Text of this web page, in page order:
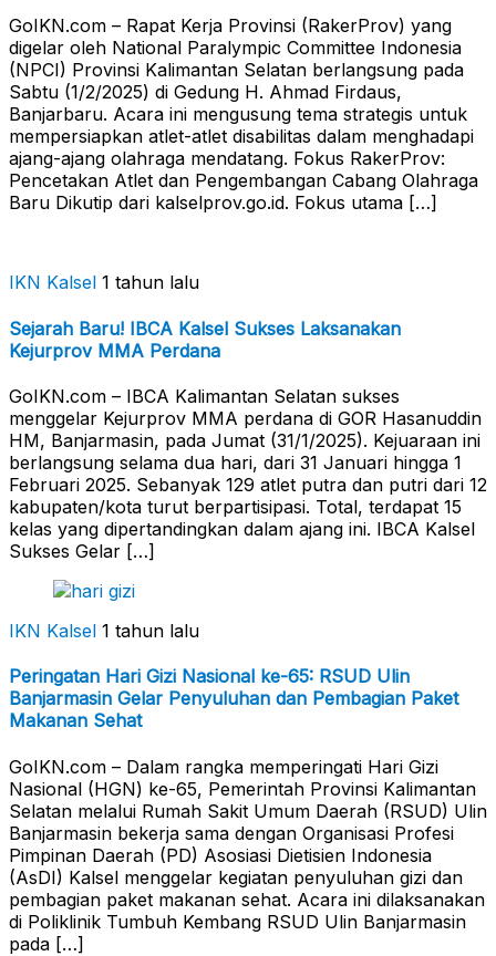
GoIKN.com – Rapat Kerja Provinsi (RakerProv) yang
digelar oleh National Paralympic Committee Indonesia
(NPCI) Provinsi Kalimantan Selatan berlangsung pada
Sabtu (1/2/2025) di Gedung H. Ahmad Firdaus,
Banjarbaru. Acara ini mengusung tema strategis untuk
mempersiapkan atlet-atlet disabilitas dalam menghadapi
ajang-ajang olahraga mendatang. Fokus RakerProv:
Pencetakan Atlet dan Pengembangan Cabang Olahraga
Baru Dikutip dari kalselprov.go.id. Fokus utama […]
IKN Kalsel 1 tahun lalu
Sejarah Baru! IBCA Kalsel Sukses Laksanakan
Kejurprov MMA Perdana
GoIKN.com – IBCA Kalimantan Selatan sukses
menggelar Kejurprov MMA perdana di GOR Hasanuddin
HM, Banjarmasin, pada Jumat (31/1/2025). Kejuaraan ini
berlangsung selama dua hari, dari 31 Januari hingga 1
Februari 2025. Sebanyak 129 atlet putra dan putri dari 12
kabupaten/kota turut berpartisipasi. Total, terdapat 15
kelas yang dipertandingkan dalam ajang ini. IBCA Kalsel
Sukses Gelar […]
IKN Kalsel 1 tahun lalu
Peringatan Hari Gizi Nasional ke-65: RSUD Ulin
Banjarmasin Gelar Penyuluhan dan Pembagian Paket
Makanan Sehat
GoIKN.com – Dalam rangka memperingati Hari Gizi
Nasional (HGN) ke-65, Pemerintah Provinsi Kalimantan
Selatan melalui Rumah Sakit Umum Daerah (RSUD) Ulin
Banjarmasin bekerja sama dengan Organisasi Profesi
Pimpinan Daerah (PD) Asosiasi Dietisien Indonesia
(AsDI) Kalsel menggelar kegiatan penyuluhan gizi dan
pembagian paket makanan sehat. Acara ini dilaksanakan
di Poliklinik Tumbuh Kembang RSUD Ulin Banjarmasin
pada […]